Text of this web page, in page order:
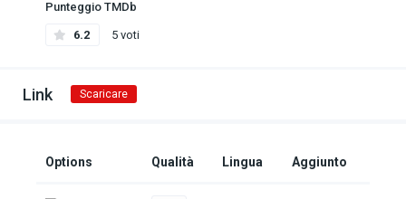
Punteggio TMDb
6.2 5 voti
Link Scaricare
Options Qualità Lingua Aggiunto